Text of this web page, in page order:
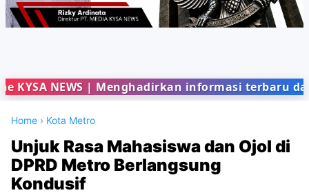
| Menghadirkan informasi terbaru dari
Home › Kota Metro
Unjuk Rasa Mahasiswa dan Ojol di
DPRD Metro Berlangsung
Kondusif